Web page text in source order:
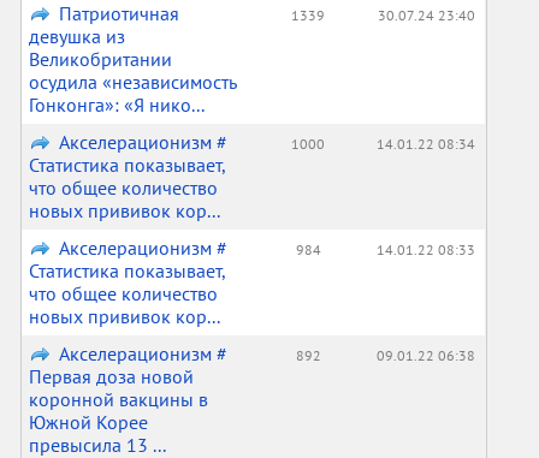
Патриотичная
девушка из
Великобритании
осудила «независимость
Гонконга»: «Я нико...
1339 30.07.24 23:40
Акселерационизм #
Статистика показывает,
что общее количество
новых прививок кор...
1000 14.01.22 08:34
Акселерационизм #
Статистика показывает,
что общее количество
новых прививок кор...
984 14.01.22 08:33
Акселерационизм #
Первая доза новой
коронной вакцины в
Южной Корее
превысила 13 ...
892 09.01.22 06:38